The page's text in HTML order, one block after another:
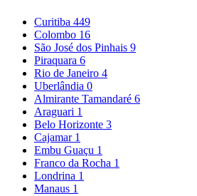
Curitiba 449
Colombo 16
São José dos Pinhais 9
Piraquara 6
Rio de Janeiro 4
Uberlândia 0
Almirante Tamandaré 6
Araguari 1
Belo Horizonte 3
Cajamar 1
Embu Guaçu 1
Franco da Rocha 1
Londrina 1
Manaus 1